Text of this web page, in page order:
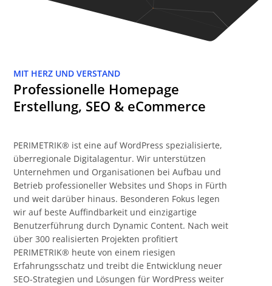
MIT HERZ UND VERSTAND
Professionelle Homepage
Erstellung, SEO & eCommerce
PERIMETRIK® ist eine auf WordPress spezialisierte,
überregionale Digitalagentur. Wir unterstützen
Unternehmen und Organisationen bei Aufbau und
Betrieb professioneller Websites und Shops in Fürth
und weit darüber hinaus. Besonderen Fokus legen
wir auf beste Auffindbarkeit und einzigartige
Benutzerführung durch Dynamic Content. Nach weit
über 300 realisierten Projekten profitiert
PERIMETRIK® heute von einem riesigen
Erfahrungsschatz und treibt die Entwicklung neuer
SEO-Strategien und Lösungen für WordPress weiter